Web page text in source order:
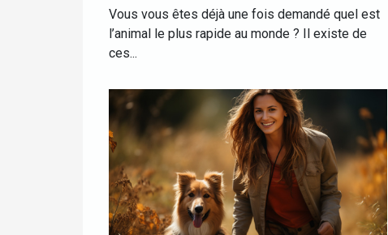
Vous vous êtes déjà une fois demandé quel est
l’animal le plus rapide au monde ? Il existe de
ces...